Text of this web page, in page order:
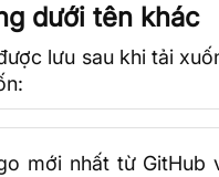
dưới tên khác
lưu sau khi tải
mới nhất từ ​​GitHub